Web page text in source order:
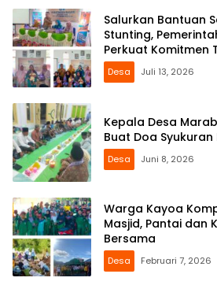
Salurkan Bantuan
Stunting,
Perkuat Komitmen
Desa Juli 13, 2026
Kepala Desa
Buat Doa Syukuran
Desa Juni 8, 2026
Warga Kayoa
Masjid, Pantai dan
Bersama
Desa Februari 7, 2026